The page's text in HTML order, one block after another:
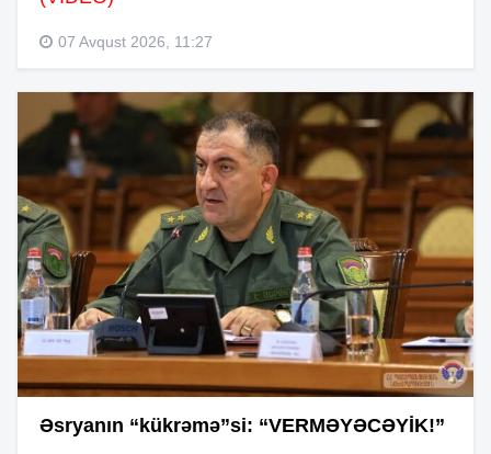
07 Avqust 2026, 11:27
Əsryanın “kükrəmə”si: “VERMƏYƏCƏYİK!”